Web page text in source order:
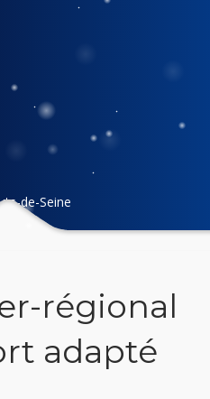
de-Seine
régional
adapté